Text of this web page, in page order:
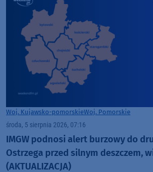
Woj. Kujawsko-pomorskieWoj. Pomorskie
środa, 5 sierpnia 2026, 07:16
IMGW podnosi alert burzowy do
Ostrzega przed silnym deszczem,
(AKTUALIZACJA)